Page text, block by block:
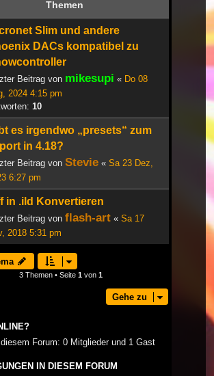
Themen
Slim und andere
DACs kompatibel zu
Beitrag von mikesupi « Do 08
2024 4:15 pm
10
es irgendwo „presets“ zum
in 4.18?
Beitrag von Stevie « Sa 23 Dez,
6:27 pm
in .ild Konvertieren
Beitrag von flash-art « Sa 17
2018 5:31 pm
3 Themen • Seite 1 von 1
Gehe zu
Forum: 0 Mitglieder und 1 Gast
IN DIESEM FORUM